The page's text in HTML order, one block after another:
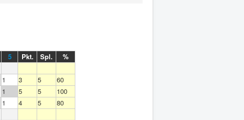
5 Pkt. Spl.
%
1 3 5
60
1 5 5
100
1 4 5
80